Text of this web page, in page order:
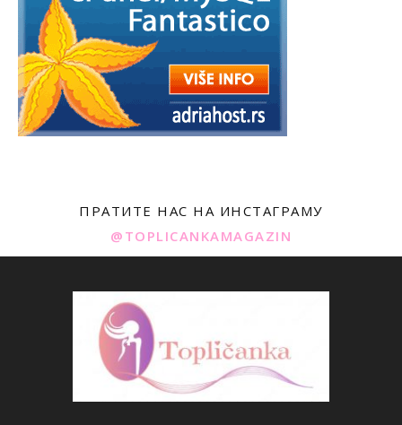
ПРАТИТЕ НАС НА ИНСТАГРАМУ
@TOPLICANKAMAGAZIN